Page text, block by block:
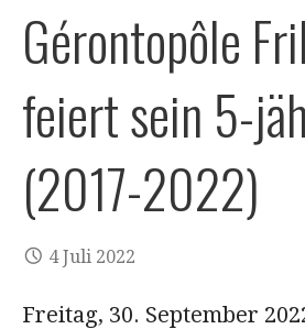
Gérontopôle
feiert sein 5-
(2017-2022)
4 Juli 2022
Freitag, 30. September